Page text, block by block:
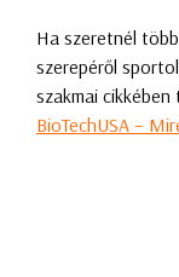
Ha szeretnél
szerepéről
szakmai
BioTechUSA –